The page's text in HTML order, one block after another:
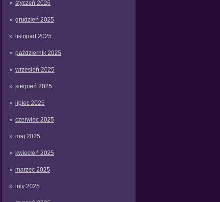
styczeń 2026
grudzień 2025
listopad 2025
październik 2025
wrzesień 2025
sierpień 2025
lipiec 2025
czerwiec 2025
maj 2025
kwiecień 2025
marzec 2025
luty 2025